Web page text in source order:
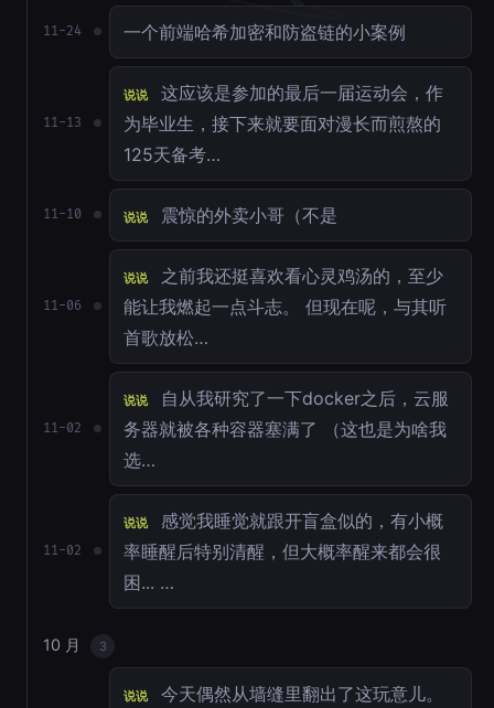
11-24 一个前端哈希加密和防盗链的小案例
11-13
说说
这应该是参加的最后一届运动会，作
为毕业生，接下来就要面对漫长而煎熬的
125天备考…
11-10 说说 震惊的外卖小哥（不是
11-06
说说
之前我还挺喜欢看心灵鸡汤的，至少
能让我燃起一点斗志。 但现在呢，与其听
首歌放松…
11-02
说说
自从我研究了一下docker之后，云服
务器就被各种容器塞满了 （这也是为啥我
选…
11-02
说说
感觉我睡觉就跟开盲盒似的，有小概
率睡醒后特别清醒，但大概率醒来都会很
困... …
10 月 3
说说
今天偶然从墙缝里翻出了这玩意儿。